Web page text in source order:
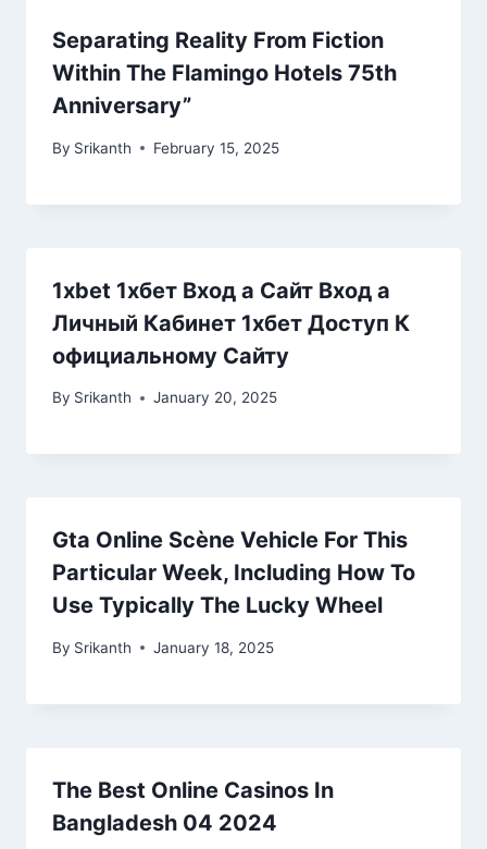
Separating Reality From Fiction
Within The Flamingo Hotels 75th
Anniversary”
By Srikanth February 15, 2025
1xbet 1хбет Вход а Сайт Вход а
Личный Кабинет 1хбет Доступ К
официальному Сайту
By Srikanth January 20, 2025
Gta Online Scène Vehicle For This
Particular Week, Including How To
Use Typically The Lucky Wheel
By Srikanth January 18, 2025
The Best Online Casinos In
Bangladesh 04 2024